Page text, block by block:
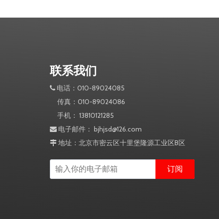
联系我们
电话：010-89024085
传真：010-89024086
手机： 13810121285
电子邮件： bjhjsd@126.com
地址：北京市密云区十里堡隆源工业区B区
订阅